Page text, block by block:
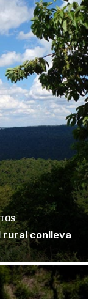
rural conlleva